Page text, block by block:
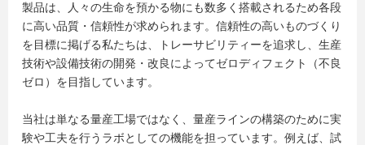
製品は、人々の生命を預かる物にも数多く搭載されるため各段
に高い品質・信頼性が求められます。信頼性の高いものづくり
を目標に掲げる私たちは、トレーサビリティーを追求し、生産
技術や設備技術の開発・改良によってゼロディフェクト（不良
ゼロ）を目指しています。
当社は単なる量産工場ではなく、量産ラインの構築のために実
験や工夫を行うラボとしての機能を担っています。例えば、試